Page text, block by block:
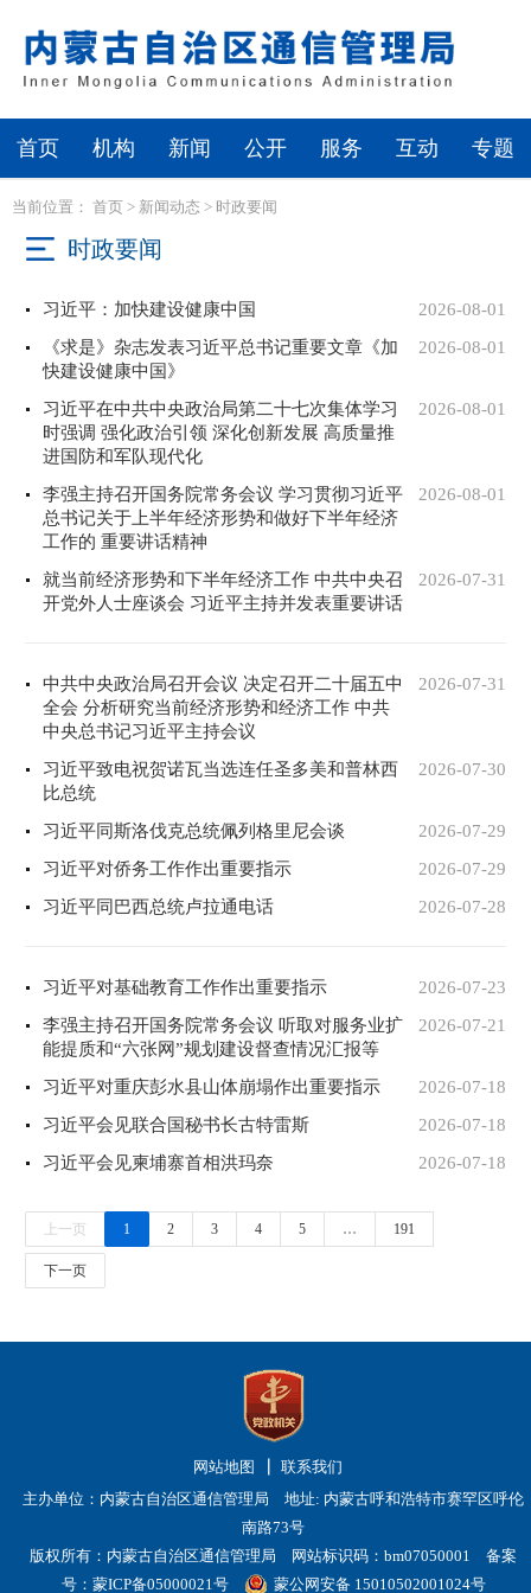
首页 机构 新闻 公开 服务 互动 专题
当前位置： 首页 > 新闻动态 > 时政要闻
时政要闻
2026-08-01
习近平：加快建设健康中国
2026-08-01
《求是》杂志发表习近平总书记重要文章《加
快建设健康中国》
2026-08-01
习近平在中共中央政治局第二十七次集体学习
时强调 强化政治引领 深化创新发展 高质量推
进国防和军队现代化
2026-08-01
李强主持召开国务院常务会议 学习贯彻习近平
总书记关于上半年经济形势和做好下半年经济
工作的 重要讲话精神
2026-07-31
就当前经济形势和下半年经济工作 中共中央召
开党外人士座谈会 习近平主持并发表重要讲话
2026-07-31
中共中央政治局召开会议 决定召开二十届五中
全会 分析研究当前经济形势和经济工作 中共
中央总书记习近平主持会议
2026-07-30
习近平致电祝贺诺瓦当选连任圣多美和普林西
比总统
2026-07-29
习近平同斯洛伐克总统佩列格里尼会谈
2026-07-29
习近平对侨务工作作出重要指示
2026-07-28
习近平同巴西总统卢拉通电话
2026-07-23
习近平对基础教育工作作出重要指示
2026-07-21
李强主持召开国务院常务会议 听取对服务业扩
能提质和“六张网”规划建设督查情况汇报等
2026-07-18
习近平对重庆彭水县山体崩塌作出重要指示
2026-07-18
习近平会见联合国秘书长古特雷斯
2026-07-18
习近平会见柬埔寨首相洪玛奈
上一页 1 2 3 4 5 … 191
下一页
网站地图
联系我们
主办单位：内蒙古自治区通信管理局 地址: 内蒙古呼和浩特市赛罕区呼伦
南路73号
版权所有：内蒙古自治区通信管理局 网站标识码：bm07050001备案
号：蒙ICP备05000021号
蒙公网安备 15010502001024号